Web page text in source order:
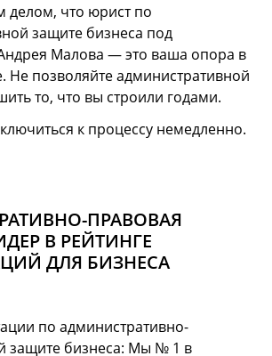
делом, что юрист по
защите бизнеса под
Малова — это ваша опора в
Не позволяйте административной
то, что вы строили годами.
к процессу немедленно.
ПРАВОВАЯ
В РЕЙТИНГЕ
ДЛЯ БИЗНЕСА
по административно-
защите бизнеса: Мы № 1 в